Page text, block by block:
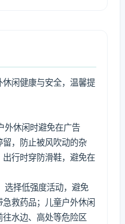
闲健康与安全，温馨提
外休闲时避免在广告
，防止被风吹动的杂
行时穿防滑鞋，避免在
选择低强度活动，避免
救药品；儿童户外休闲
水边、高处等危险区